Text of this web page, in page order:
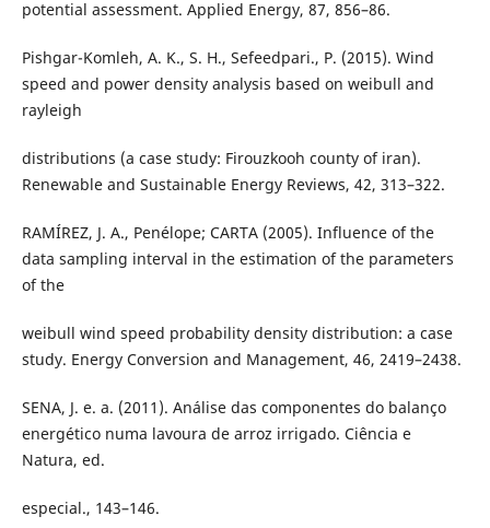
potential assessment. Applied Energy, 87, 856–86.
Pishgar-Komleh, A. K., S. H., Sefeedpari., P. (2015). Wind
speed and power density analysis based on weibull and
rayleigh
distributions (a case study: Firouzkooh county of iran).
Renewable and Sustainable Energy Reviews, 42, 313–322.
RAMÍREZ, J. A., Penélope; CARTA (2005). Influence of the
data sampling interval in the estimation of the parameters
of the
weibull wind speed probability density distribution: a case
study. Energy Conversion and Management, 46, 2419–2438.
SENA, J. e. a. (2011). Análise das componentes do balanço
energético numa lavoura de arroz irrigado. Ciência e
Natura, ed.
especial., 143–146.